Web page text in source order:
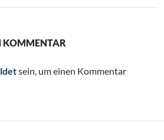
KOMMENTAR
sein, um einen Kommentar